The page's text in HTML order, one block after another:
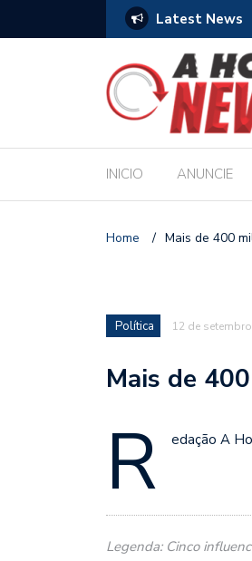
Latest News
com a Educação durante
INICIO ANUNCIE
Home / Mais de 400
Política 12 de
Mais de
R edação A
Legenda: Cinco